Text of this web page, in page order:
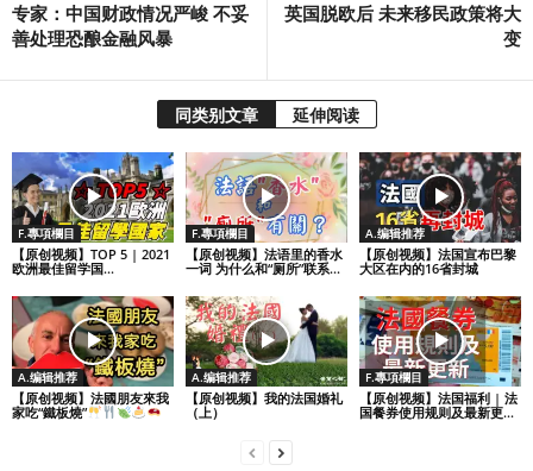
专家：中国财政情况严峻 不妥
善处理恐酿金融风暴
英国脱欧后 未来移民政策将大
变
同类别文章 延伸阅读
F.專項欄目
【原创视频】TOP 5 | 2021
欧洲最佳留学国...
F.專項欄目
【原创视频】法语里的香水
一词 为什么和“厕所”联系...
A.编辑推荐
【原创视频】法国宣布巴黎
大区在内的16省封城
A.编辑推荐
【原创视频】法國朋友來我
家吃“鐵板燒”
A.编辑推荐
【原创视频】我的法国婚礼
（上）
F.專項欄目
【原创视频】法国福利 | 法
国餐券使用规则及最新更...